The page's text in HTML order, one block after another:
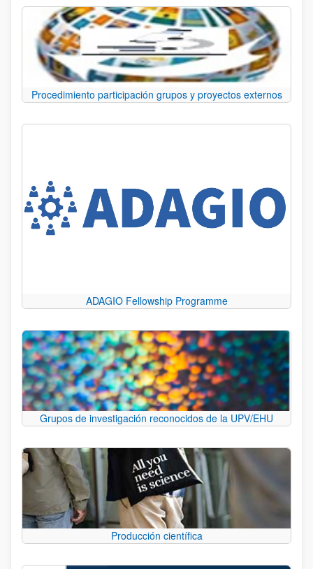
Procedimiento participación grupos y proyectos externos
ADAGIO Fellowship Programme
Grupos de investigación reconocidos de la UPV/EHU
Producción científica